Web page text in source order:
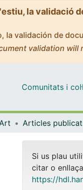
la validació
la validación de
validation
Comunitats i
Si us plau
citar o
https://